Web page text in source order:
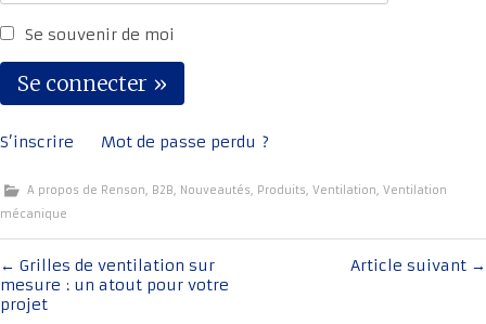
Se souvenir de moi
S’inscrire Mot de passe perdu ?
A propos de Renson, B2B, Nouveautés, Produits, Ventilation, Ventilation
mécanique
Navigation
de
← Grilles de ventilation sur
mesure : un atout pour votre
projet
Article suivant →